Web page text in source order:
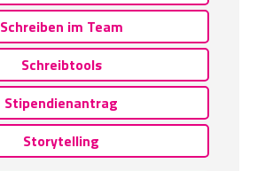
Schreiben im Team
Schreibtools
Stipendienantrag
Storytelling